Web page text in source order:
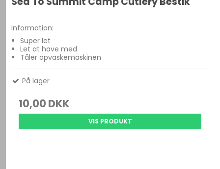
Information:
Super let
Let at have med
Tåler opvaskemaskinen
På lager
10,00 DKK
VIS PRODUKT